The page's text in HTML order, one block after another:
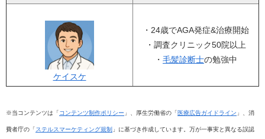
ケイスケ
・24歳でAGA発症&治療開始
・調査クリニック50院以上
・ 毛髪診断士の勉強中
※当コンテンツは「コンテンツ制作ポリシー 」、厚生労働省の「医療広告ガイドライン 」、消
費者庁の「ステルスマーケティング規制 」に基づき作成しています。万が一事実と異なる誤認